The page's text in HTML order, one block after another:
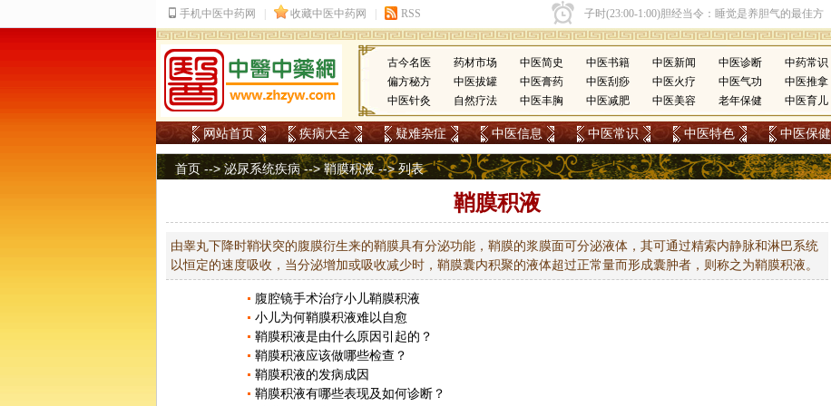
古今名医 药材市场 中医简史 中医书籍 中医新闻 中医诊断 中药常识
偏方秘方
中医拔罐 中医膏药 中医刮痧 中医火疗 中医气功 中医推拿
中医针灸
自然疗法 中医丰胸 中医减肥 中医美容 老年保健 中医育儿
网站首页 疾病大全 疑难杂症 中医信息 中医常识 中医特色 中医保健
首页 -->泌尿系统疾病-->鞘膜积液-->列表
鞘膜积液
由睾丸下降时鞘状突的腹膜衍生来的鞘膜具有分泌功能，鞘膜的浆膜面可分泌液体，其可通过精索内静脉和淋巴系统
以恒定的速度吸收，当分泌增加或吸收减少时，鞘膜囊内积聚的液体超过正常量而形成囊肿者，则称之为鞘膜积液。
腹腔镜手术治疗小儿鞘膜积液
小儿为何鞘膜积液难以自愈
鞘膜积液是由什么原因引起的？
鞘膜积液应该做哪些检查？
鞘膜积液的发病成因
鞘膜积液有哪些表现及如何诊断？